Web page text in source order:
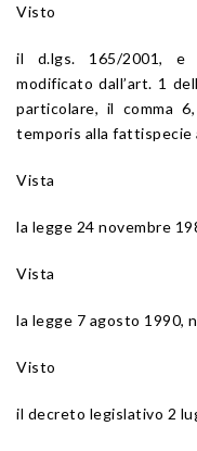
Visto
il d.lgs. 165/2001, e
modificato dall’art. 1
particolare, il comma
temporis alla fattispecie
Vista
la legge 24 novembre
Vista
la legge 7 agosto 1990,
Visto
il decreto legislativo 2